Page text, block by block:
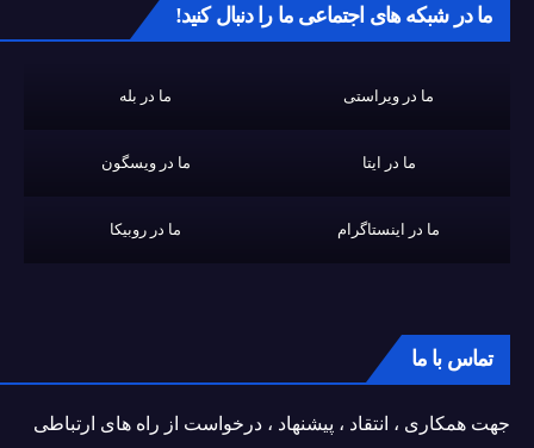
ما در شبکه های اجتماعی ما را دنبال کنید!
ما در ویراستی ما در بله
ما در ایتا ما در ویسگون
ما در اینستاگرام ما در روبیکا
تماس با ما
جهت همکاری ، انتقاد ، پیشنهاد ، درخواست از راه های ارتباطی